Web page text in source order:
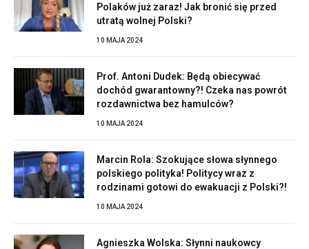
Polaków już zaraz! Jak bronić się przed
utratą wolnej Polski?
10 MAJA 2024
Prof. Antoni Dudek: Będą obiecywać
dochód gwarantowny?! Czeka nas powrót
rozdawnictwa bez hamulców?
10 MAJA 2024
Marcin Rola: Szokujące słowa słynnego
polskiego polityka! Politycy wraz z
rodzinami gotowi do ewakuacji z Polski?!
10 MAJA 2024
Agnieszka Wolska: Słynni naukowcy